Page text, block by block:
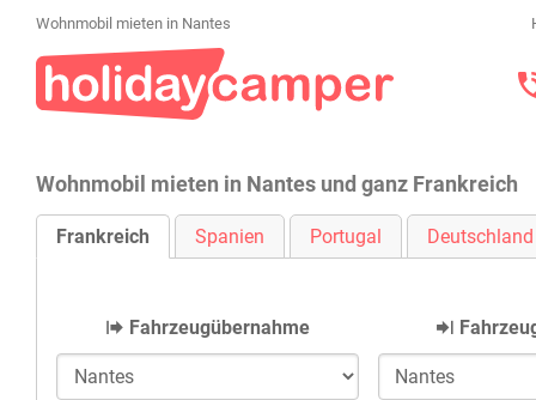
Wohnmobil mieten in Nantes
Wohnmobil mieten in Nantes und ganz Frankreich